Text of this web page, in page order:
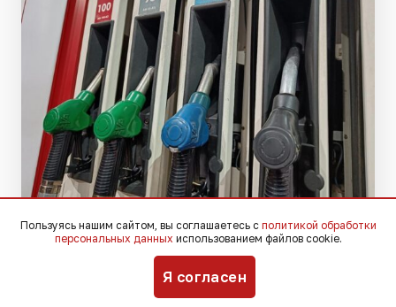
Фото: Югополис
Пользуясь нашим сайтом, вы соглашаетесь с политикой обработки
персональных данных использованием файлов cookie.
Я согласен